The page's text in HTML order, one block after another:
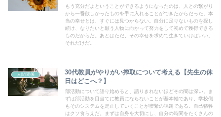
もう充分だよということができるようになったのは、人との繋がり
から一番欲しかったものを手に入れることができたからだった。本
当の幸せとは、すぐには見つからない。自分に足りないものを探し
続け、なりたいと願う人物に向かって努力をして初めて獲得できる
ものだからだ。あとはただ、その幸せを求めて生きていけばいい。
それだけだ。
人間関係
30代教員がやりがい搾取について考える【先生の休
日はどこへ？】
部活動について語り始めると、語りきれないほどその闇は深い。ま
ずは部活動を目当てに教員にならないことが基本軸であり、学校側
もそのシステムを是正していくことが喫緊の課題である。自己犠牲
はクソ食らえだ。まずは自身を大切にし、自分の時間をたくさんの